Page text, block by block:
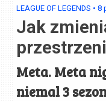
LEAGUE OF LEGENDS •8
Jak
Meta. Meta
niemal 3